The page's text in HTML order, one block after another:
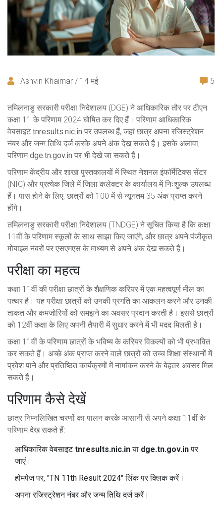
Ashvin Khairnar / 14 मई 5
तमिलनाडु सरकारी परीक्षा निदेशालय (DGE) ने आधिकारिक तौर पर टीएन
कक्षा 11 के परिणाम 2024 घोषित कर दिए हैं। परिणाम आधिकारिक
वेबसाइटtnresults.nic.in पर उपलब्ध हैं, जहां छात्र अपना रजिस्ट्रेशन
नंबर और जन्म तिथि दर्ज करके अपने अंक देख सकते हैं। इसके अलावा,
परिणामdge.tn.gov.in पर भी देखे जा सकते हैं।
परिणाम केंद्रीय और शाखा पुस्तकालयों में स्थित नेशनल इंफॉर्मेटिक्स सेंटर
(NIC) और प्रत्येक जिले में जिला कलेक्टर के कार्यालय में निःशुल्क उपलब्ध
हैं। पास होने के लिए, छात्रों को 100 में से न्यूनतम 35 अंक प्राप्त करने
होंगे।
तमिलनाडु सरकारी परीक्षा निदेशालय (TNDGE) ने सूचित किया है कि कक्षा
11वीं के परिणाम स्कूलों के साथ साझा किए जाएंगे, और छात्र अपने पंजीकृत
मोबाइल नंबरों पर एसएमएस के माध्यम से अपने अंक देख सकते हैं।
परीक्षा का महत्व
कक्षा 11वीं की परीक्षा छात्रों के शैक्षणिक करियर में एक महत्वपूर्ण मील का
पत्थर है। यह परीक्षा छात्रों को उनकी प्रगति का आकलन करने और उनकी
ताकत और कमजोरियों को समझने का अवसर प्रदान करती है। इससे छात्रों
को 12वीं कक्षा के लिए अपनी तैयारी में सुधार करने में भी मदद मिलती है।
कक्षा 11वीं के परिणाम छात्रों के भविष्य के करियर विकल्पों को भी प्रभावित
कर सकते हैं। अच्छे अंक प्राप्त करने वाले छात्रों को उच्च शिक्षा संस्थानों में
प्रवेश पाने और प्रतिष्ठित कार्यक्रमों में नामांकन करने के बेहतर अवसर मिल
सकते हैं।
परिणाम कैसे देखें
छात्र निम्नलिखित चरणों का पालन करके आसानी से अपने कक्षा 11वीं के
परिणाम देख सकते हैं:
आधिकारिक वेबसाइटtnresults.nic.inया dge.tn.gov.inपर
जाएं।
होमपेज पर, "TN 11th Result 2024" लिंक पर क्लिक करें।
अपना रजिस्ट्रेशन नंबर और जन्म तिथि दर्ज करें।